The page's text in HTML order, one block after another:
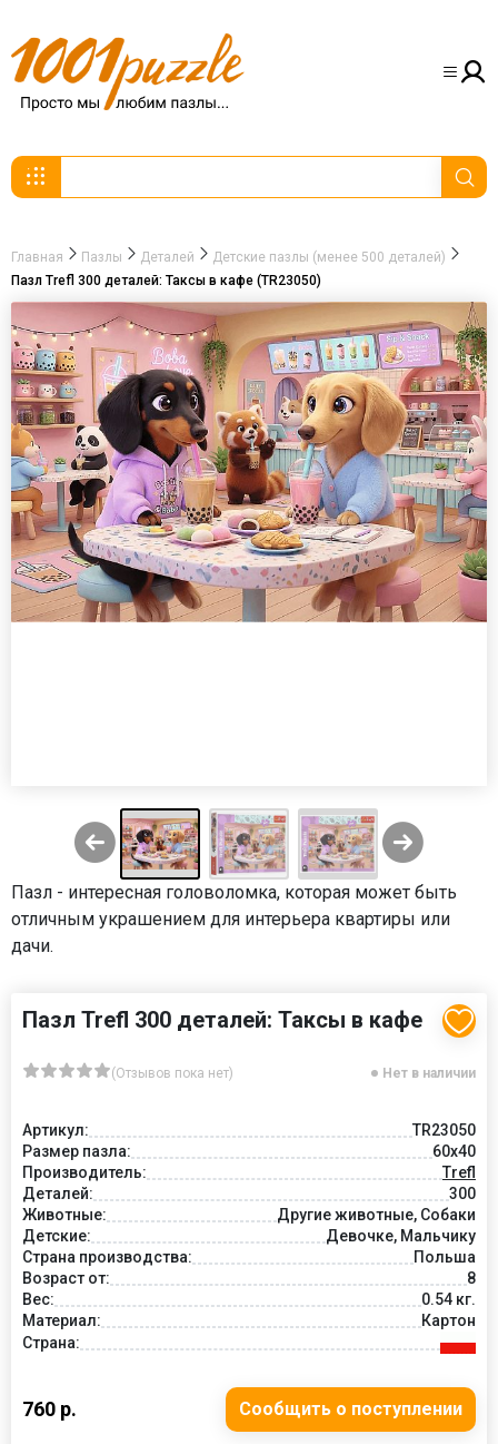
Главная Пазлы Деталей
Детские пазлы (менее 500 деталей)
Пазл Trefl 300 деталей: Таксы в кафе (TR23050)
Пазл - интересная головоломка, которая может быть
отличным украшением для интерьера квартиры или
дачи.
Пазл Trefl 300 деталей: Таксы в кафе
(Отзывов пока нет) Нет в наличии
Артикул:
TR23050
Размер пазла:
60х40
Производитель:
Trefl
Деталей:
300
Животные:
Другие животные, Собаки
Детские:
Девочке, Мальчику
Страна производства:
Польша
Возраст от:
8
Вес:
0.54 кг.
Материал:
Картон
Страна:
760 р. Сообщить о поступлении